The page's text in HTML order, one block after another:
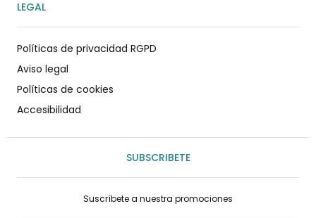
LEGAL
Políticas de privacidad RGPD
Aviso legal
Políticas de cookies
Accesibilidad
SUBSCRIBETE
Suscríbete a nuestra promociones